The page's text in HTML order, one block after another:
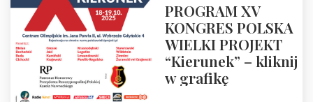
PROGRAM XV
KONGRES POLSKA
WIELKI PROJEKT
“Kierunek” – kliknij
w grafikę